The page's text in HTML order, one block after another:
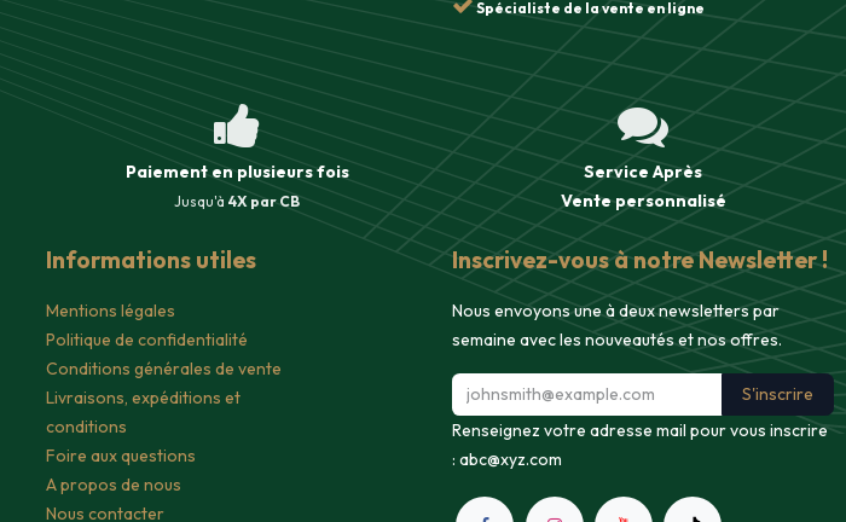
Paiement en plusieurs fois
Jusqu'à 4X par CB
Service Après
Ventepersonnalisé
Informations utiles
Mentions légales
Politique de confidentialité
Conditions générales de vente
Livraisons, expéditions et
conditions
Foire aux questions
A propos de nous
Nous contacter
Inscrivez-vous à notre Newsletter !
Nous envoyons une à deux newsletters par
semaine avec les nouveautés et nos offres.
S'inscrire
Renseignez votre adresse mail pour vous inscrire
: abc@xyz.com
Spécialiste de la vente en ligne